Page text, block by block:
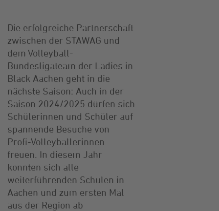
Die erfolgreiche Partnerschaft
zwischen der STAWAG und
dem Volleyball-
Bundesligateam der Ladies in
Black Aachen geht in die
nächste Saison: Auch in der
Saison 2024/2025 dürfen sich
Schülerinnen und Schüler auf
spannende Besuche von
Profi-Volleyballerinnen
freuen. In diesem Jahr
konnten sich alle
weiterführenden Schulen in
Aachen und zum ersten Mal
aus der Region ab